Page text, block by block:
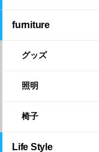
furniture
グッズ
照明
椅子
Life Style